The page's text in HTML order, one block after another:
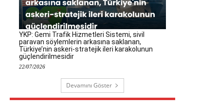
YKP: Gemi Trafik Hizmetleri Sistemi, sivil
paravan söylemlerin arkasına saklanan,
Türkiye’nin askeri-stratejik ileri karakolunun
güçlendirilmesidir
22/07/2026
Devamını Göster